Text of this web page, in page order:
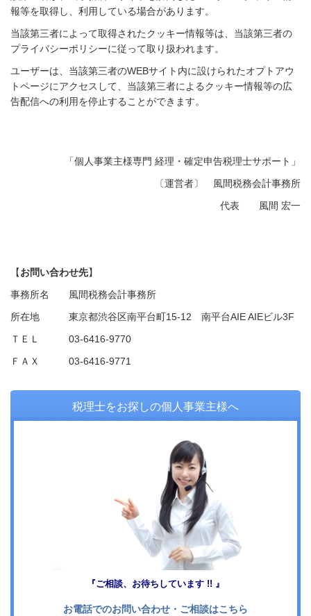
報等を取得し、利用している場合があります。
当該第三者によって取得されたクッキー情報等は、当該第三者の
プライバシーポリシーに従って取り扱われます。
ユーザーは、当該第三者のWEBサイト内に設けられたオプトアウ
トページにアクセスして、当該第三者によるクッキー情報等の広
告配信への利用を停止することができます。
「個人事業主様専門 経理・確定申告税理士サポート」
〔運営者〕 風間税務会計事務所
代表 風間 宏一
【お問い合わせ先】
事務所名 風間税務会計事務所
所在地 東京都渋谷区南平台町15-12 南平台AIE AIEビル3F
ＴＥＬ 03-6416-9770
ＦＡＸ 03-6416-9771
税理士をお探しの個人事業主様へ
『ご相談、お待ちしています !! 』
お電話でのお問い合わせ・ご相談はこちら